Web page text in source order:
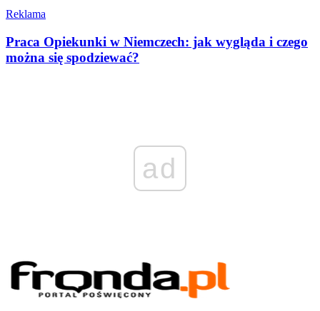
Reklama
Praca Opiekunki w Niemczech: jak wygląda i czego
można się spodziewać?
ad